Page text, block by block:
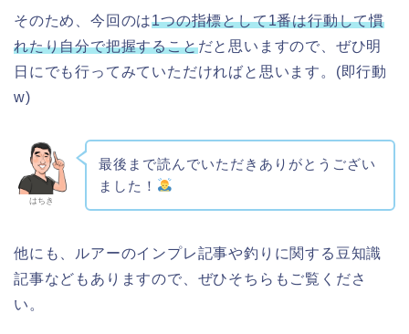
そのため、今回のは1つの指標として1番は行動して慣
れたり自分で把握することだと思いますので、ぜひ明
日にでも行ってみていただければと思います。(即行動
w)
はちき
最後まで読んでいただきありがとうござい
ました！
他にも、ルアーのインプレ記事や釣りに関する豆知識
記事などもありますので、ぜひそちらもご覧くださ
い。